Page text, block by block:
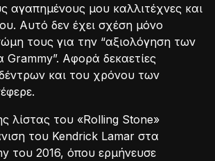
αγαπημένους μου καλλιτέχνες και
Αυτό δεν έχει σχέση μόνο
τους για την “αξιολόγηση των
Grammy”. Αφορά δεκαετίες
και του χρόνου των
λίστας του «Rolling Stone»
του Kendrick Lamar στα
του 2016, όπου ερμήνευσε